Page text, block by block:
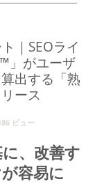
｜SEOライ
」がユーザ
出する「熟
ース
ビュー
、改善す
容易に